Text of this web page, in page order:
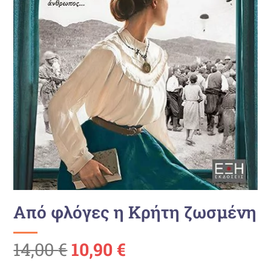
Από φλόγες η Κρήτη ζωσμένη
14,00€ Ursprünglicher
10,90€